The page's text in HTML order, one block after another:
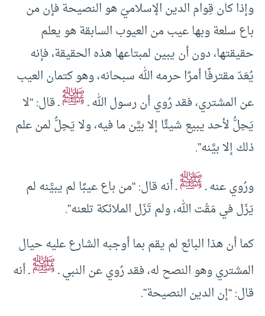
وإذا كان قِوام الدين الإسلاميّ هو النصيحة فإن من
باع سلعة وبها عيب من العيوب السابقة هو يعلم
حقيقتها، دون أن يبين لمبتاعها هذه الحقيقة، فإنه
يُعَدّ مقترفًا أمرًا حرمه الله سبحانه، وهو كتمان العيب
عن المشتري، فقد رُوي أن رسول الله ـﷺـ قال: “لا
يَحِلُّ لأحد يبيع شيئًا إلا بيَّن ما فيه، ولا يَحِلُّ لمن علم
ذلك إلا بيَّنه”.
ورُوي عنه ـﷺـ أنه قال: “من باع عيبًا لم يبيِّنه لم
يَزَل في مَقْت الله، ولم تَزَل الملائكة تلعنه”.
كما أن هذا البائع لم يقم بما أوجبه الشارع عليه حيال
المشتري وهو النصح له، فقد رُوي عن النبي ـﷺـ أنه
قال: “إن الدين النصيحة”.